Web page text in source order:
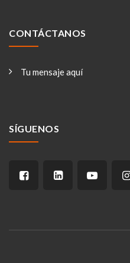
CONTÁCTANOS
Tu mensaje aquí
SÍGUENOS